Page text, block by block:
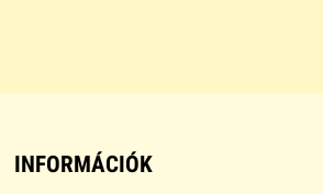
INFORMÁCIÓK